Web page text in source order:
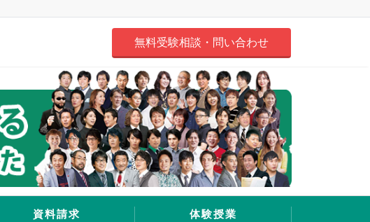
無料受験相談・問い合わせ
資料請求 体験授業